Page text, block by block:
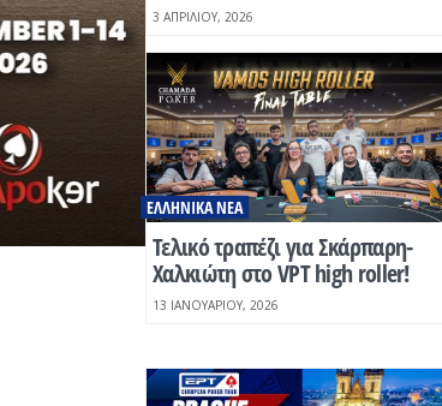
3 ΑΠΡΙΛΊΟΥ, 2026
Τελικό τραπέζι για Σκάρπαρη-
Χαλκιώτη στο VPT high roller!
ΕΛΛΗΝΙΚΆ ΝΈΑ
13 ΙΑΝΟΥΑΡΊΟΥ, 2026